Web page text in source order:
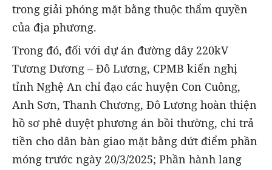
trong giải phóng mặt bằng thuộc thẩm quyền
của địa phương.
Trong đó, đối với dự án đường dây 220kV
Tương Dương – Đô Lương, CPMB kiến nghị
tỉnh Nghệ An chỉ đạo các huyện Con Cuông,
Anh Sơn, Thanh Chương, Đô Lương hoàn thiện
hồ sơ phê duyệt phương án bồi thường, chi trả
tiền cho dân bàn giao mặt bằng dứt điểm phần
móng trước ngày 20/3/2025; Phần hành lang